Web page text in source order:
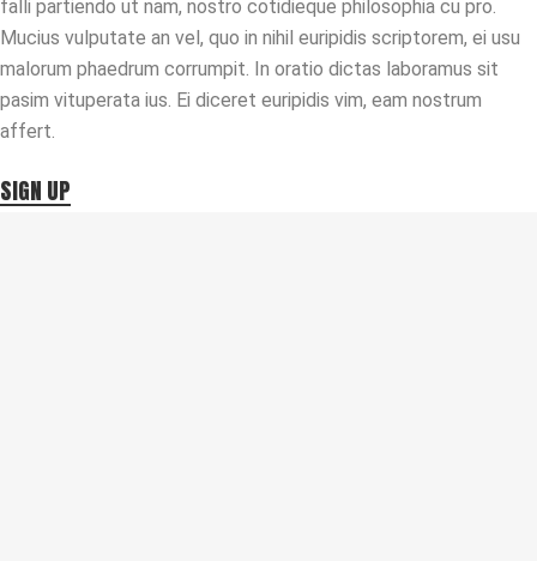
falli partiendo ut nam, nostro cotidieque philosophia cu pro.
Mucius vulputate an vel, quo in nihil euripidis scriptorem, ei usu
malorum phaedrum corrumpit. In oratio dictas laboramus sit
pasim vituperata ius. Ei diceret euripidis vim, eam nostrum
affert.
SIGN UP